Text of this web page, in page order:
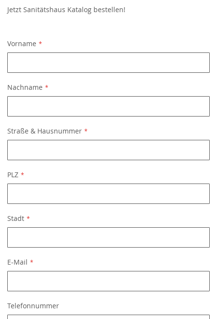
Jetzt Sanitätshaus Katalog bestellen!
Vorname
Nachname
Straße & Hausnummer
PLZ
Stadt
E-Mail
Telefonnummer